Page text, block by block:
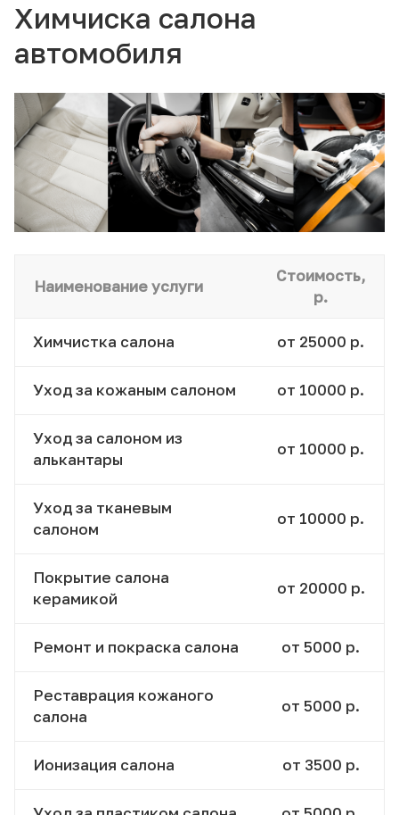
Химчиска салона
автомобиля
Наименование услуги
Стоимость,
р.
Химчистка салона от 25000 р.
Уход за кожаным салоном от 10000 р.
Уход за салоном из
алькантары
от 10000 р.
Уход за тканевым
салоном
от 10000 р.
Покрытие салона
керамикой
от 20000 р.
Ремонт и покраска салона от 5000 р.
Реставрация кожаного
салона
от 5000 р.
Ионизация салона от 3500 р.